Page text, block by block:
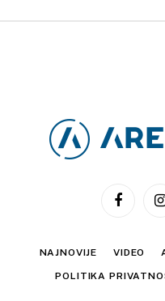
Facebook
NAJNOVIJE VIDEO
POLITIKA